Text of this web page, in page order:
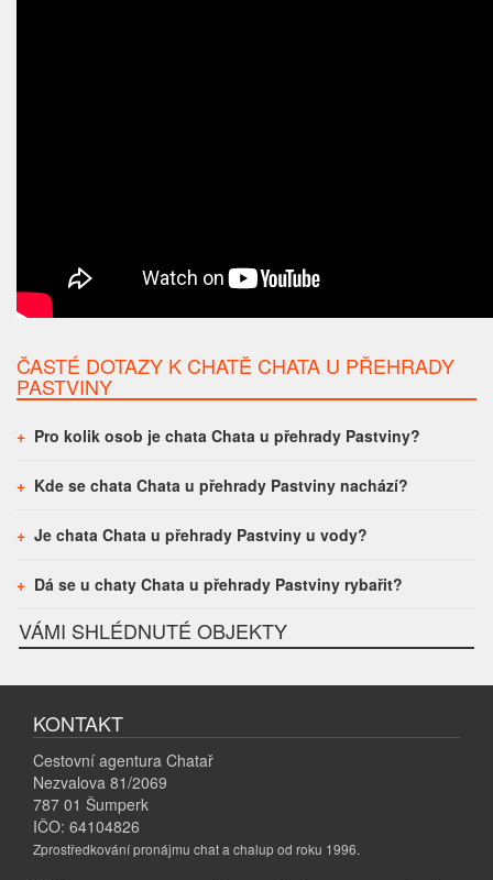
ČASTÉ DOTAZY K CHATĚ CHATA U PŘEHRADY
PASTVINY
Pro kolik osob je chata Chata u přehrady Pastviny?
Kde se chata Chata u přehrady Pastviny nachází?
Je chata Chata u přehrady Pastviny u vody?
Dá se u chaty Chata u přehrady Pastviny rybařit?
VÁMI SHLÉDNUTÉ OBJEKTY
KONTAKT
Cestovní agentura Chatař
Nezvalova 81/2069
787 01 Šumperk
IČO: 64104826
Zprostředkování pronájmu chat a chalup od roku 1996.